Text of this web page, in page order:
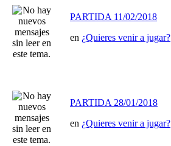
PARTIDA 11/02/2018
en ¿Quieres venir a jugar?
PARTIDA 28/01/2018
en ¿Quieres venir a jugar?